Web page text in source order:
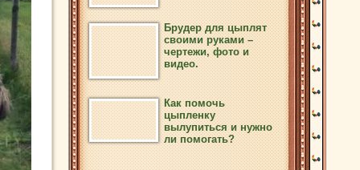
Брудер для цыплят
своими руками –
чертежи, фото и
видео.
Как помочь
цыпленку
вылупиться и нужно
ли помогать?